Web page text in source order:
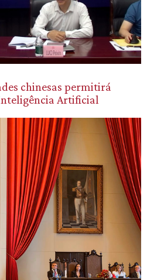
chinesas permitirá
Artificial